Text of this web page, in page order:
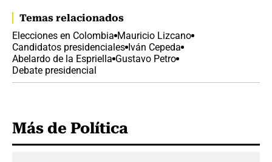
Temas relacionados
Elecciones en Colombia Mauricio Lizcano
Candidatos presidenciales Iván Cepeda
Abelardo de la Espriella Gustavo Petro
Debate presidencial
Más de Política